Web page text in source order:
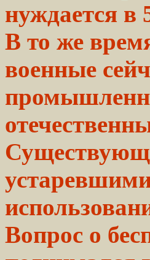
нуждается в
В то же
военные
Вопрос о